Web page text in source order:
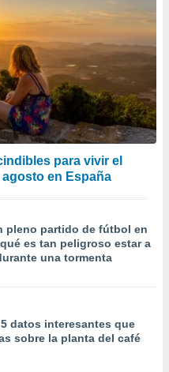
para vivir el
en España
pleno partido de fútbol en
es tan peligroso estar a
una tormenta
datos interesantes que
sobre la planta del café